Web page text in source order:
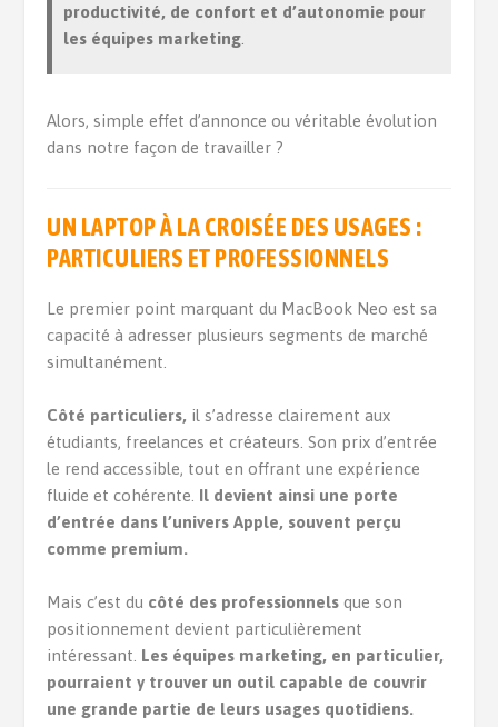
productivité, de confort et d’autonomie pour
les équipes marketing
Alors, simple effet d’annonce ou véritable évolution
dans notre façon de travailler ?
UN LAPTOP À LA CROISÉE DES USAGES :
PARTICULIERS ET PROFESSIONNELS
Le premier point marquant du MacBook Neo est sa
capacité à adresser plusieurs segments de marché
simultanément.
Côté particuliers, il s’adresse clairement aux
étudiants, freelances et créateurs. Son prix d’entrée
le rend accessible, tout en offrant une expérience
fluide et cohérente. Il devient ainsi une porte
d’entrée dans l’univers Apple, souvent perçu
comme premium.
Mais c’est du côté des professionnelsque son
positionnement devient particulièrement
intéressant. Les équipes marketing, en particulier,
pourraient y trouver un outil capable de couvrir
une grande partie de leurs usages quotidiens.